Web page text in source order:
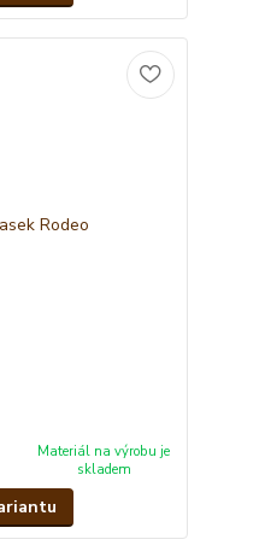
Materiál na výrobu je
skladem